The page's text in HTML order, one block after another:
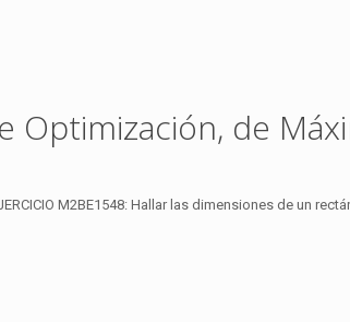
Optimización, de
EJERCICIO M2BE1548: Hallar las dimensiones de un